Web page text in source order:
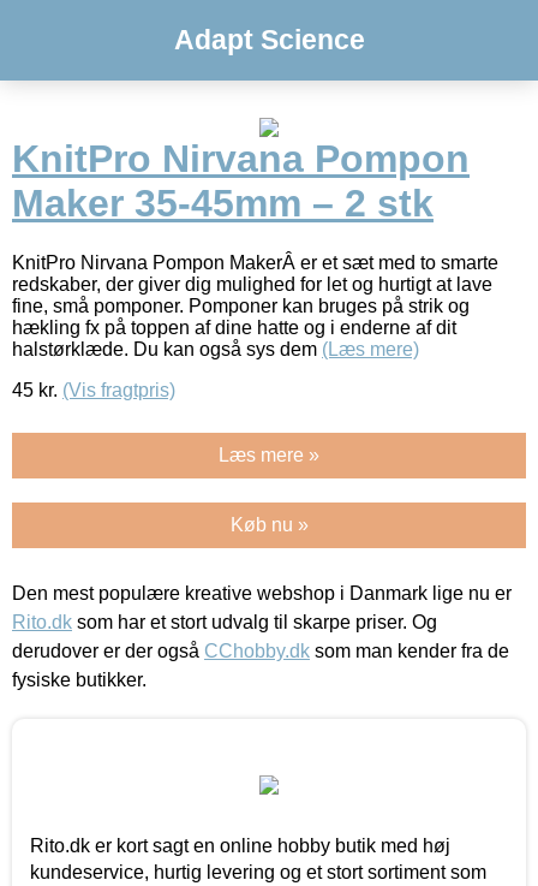
Adapt Science
KnitPro Nirvana Pompon
Maker 35-45mm – 2 stk
KnitPro Nirvana Pompon MakerÂ er et sæt med to smarte
redskaber, der giver dig mulighed for let og hurtigt at lave
fine, små pomponer. Pomponer kan bruges på strik og
hækling fx på toppen af dine hatte og i enderne af dit
halstørklæde. Du kan også sys dem (Læs mere)
45 kr. (Vis fragtpris)
Læs mere »
Køb nu »
Den mest populære kreative webshop i Danmark lige nu er
Rito.dk som har et stort udvalg til skarpe priser. Og
derudover er der også CChobby.dk som man kender fra de
fysiske butikker.
Rito.dk er kort sagt en online hobby butik med høj
kundeservice, hurtig levering og et stort sortiment som